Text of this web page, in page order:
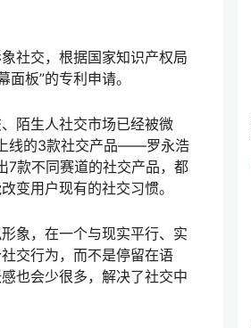
社交，根据国家知识产权局
板”的专利申请。
陌生人社交市场已经被微
线的3款社交产品——罗永浩
7款不同赛道的社交产品，都
变用户现有的社交习惯。
象，在一个与现实平行、实
交行为，而不是停留在语
也会少很多，解决了社交中